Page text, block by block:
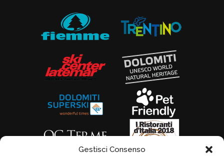
Gestisci Consenso